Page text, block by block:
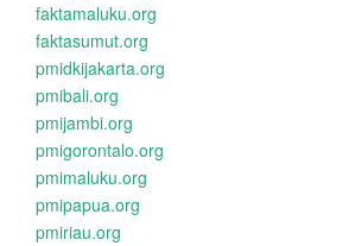
faktamaluku.org
faktasumut.org
pmidkijakarta.org
pmibali.org
pmijambi.org
pmigorontalo.org
pmimaluku.org
pmipapua.org
pmiriau.org